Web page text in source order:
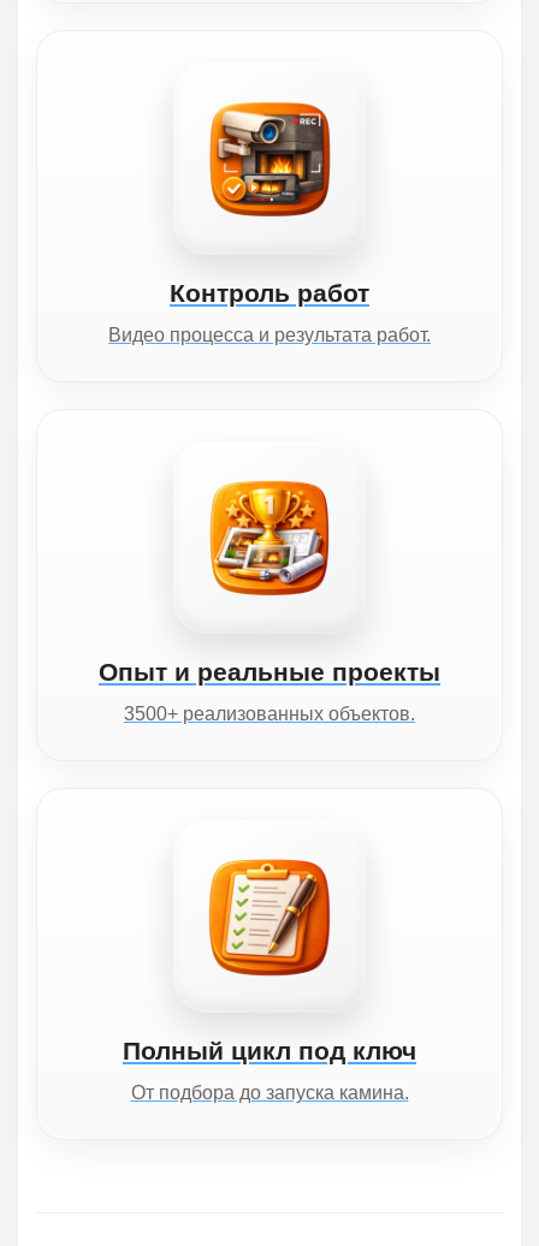
Контроль работ
Видео процесса и результата работ.
Опыт и реальные проекты
3500+ реализованных объектов.
Полный цикл под ключ
От подбора до запуска камина.